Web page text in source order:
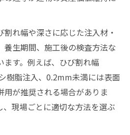
れ幅や深さに応じた注入材・
養生期間、施工後の検査方法な
ます。例えば、ひび割れ幅
樹脂注入、0.2mm未満には表面
が推奨される場合がありま
、現場ごとに適切な方法を選ぶ